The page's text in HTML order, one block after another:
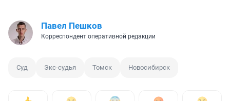
Павел Пешков
Корреспондент оперативной редакции
Суд Экс-судья Томск Новосибирск